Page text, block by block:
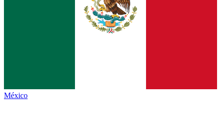
México